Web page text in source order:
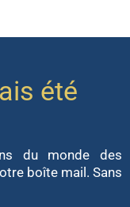
été
du monde des
boîte mail. Sans